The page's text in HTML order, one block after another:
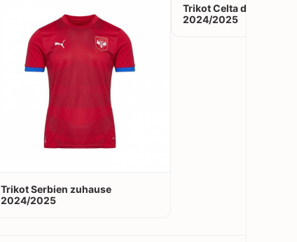
Trikot Serbien zuhause
2024/2025
Trikot Celta de Vigo
2024/2025